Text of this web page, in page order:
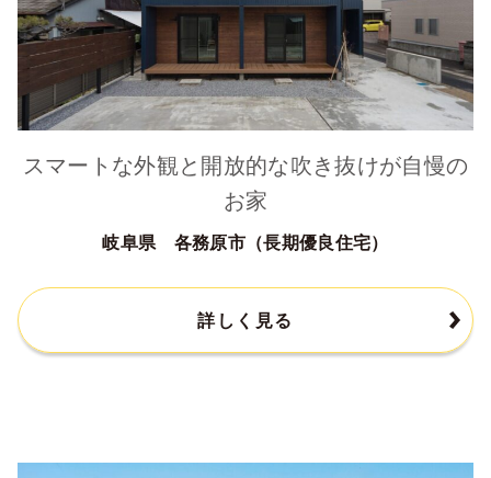
スマートな外観と開放的な吹き抜けが自慢の
お家
岐阜県 各務原市（長期優良住宅）
詳しく見る